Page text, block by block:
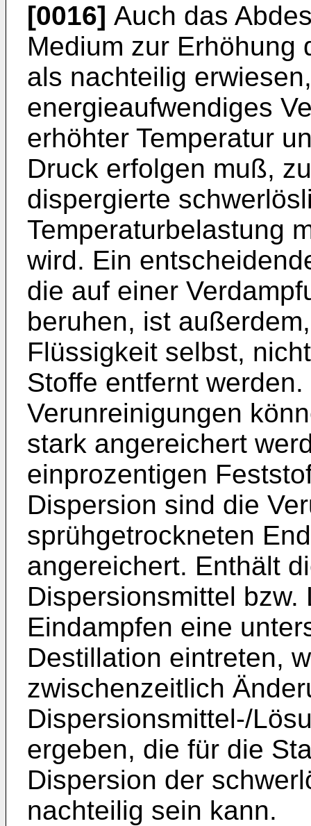
[0016] Auch das
Medium zur Erhöhung
als nachteilig
energieaufwendiges
erhöhter Temperatur
Druck erfolgen muß,
dispergierte
Temperaturbelastung
wird. Ein
die auf einer
beruhen, ist
Flüssigkeit selbst,
Stoffe entfernt
Verunreinigungen
stark angereichert
einprozentigen
Dispersion sind die
sprühgetrockneten
angereichert. Enthält
Dispersionsmittel
Eindampfen eine
Destillation eintreten,
zwischenzeitlich
Dispersionsmittel-/
ergeben, die für die
Dispersion der
nachteilig sein kann.